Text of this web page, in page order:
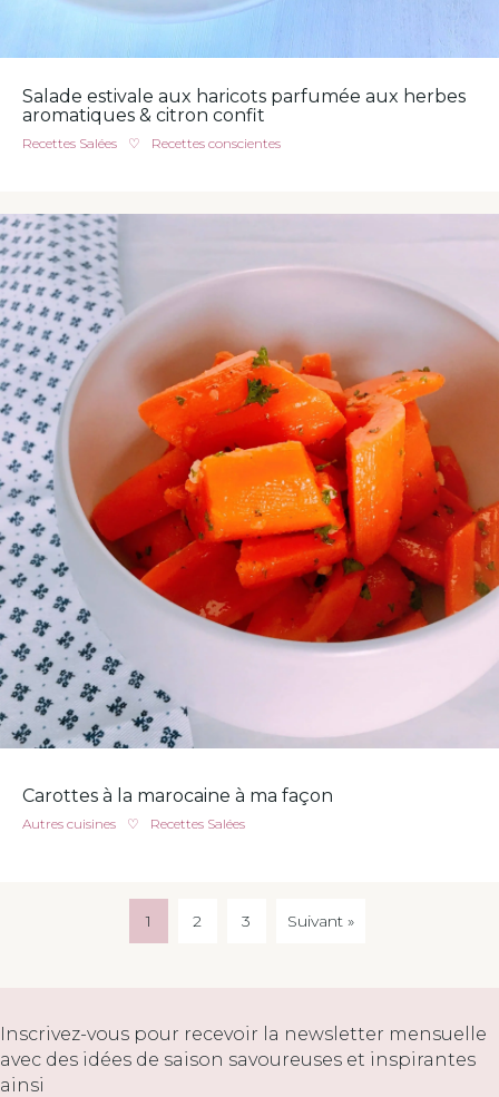
Salade estivale aux haricots parfumée aux herbes
aromatiques & citron confit
Recettes Salées ♡ Recettes conscientes
Carottes à la marocaine à ma façon
Autres cuisines ♡ Recettes Salées
1 2 3 Suivant »
Inscrivez-vous pour recevoir la newsletter mensuelle
avec des idées de saison savoureuses et inspirantes
ainsi